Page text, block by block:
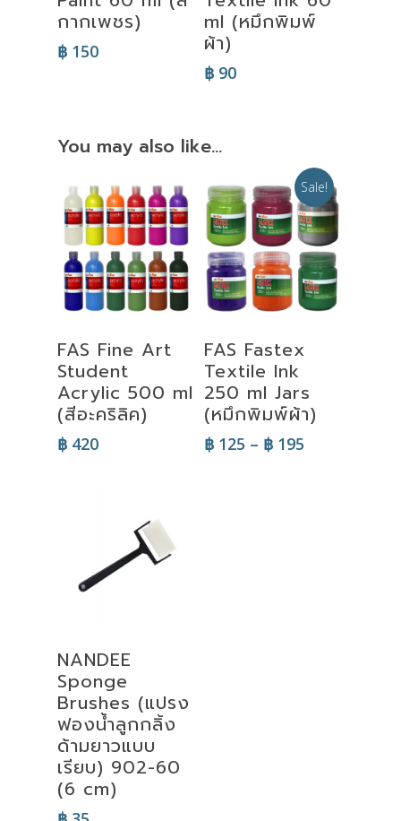
กากเพชร)
฿ 150
ml (หมึกพิมพ์
ผ้า)
฿90
You may also like…
Select
Options
FAS Fine Art
Student
Acrylic 500 ml
(สีอะคริลิค)
฿ 420
Sale!
Select
Options
FAS Fastex
Textile Ink
250 ml Jars
(หมึกพิมพ์ผ้า)
฿125 – ฿195Price
Add To Cart
NANDEE
Sponge
Brushes (แปรง
ฟองน้ำลูกกลิ้ง
ด้ามยาวแบบ
เรียบ) 902-60
(6 cm)